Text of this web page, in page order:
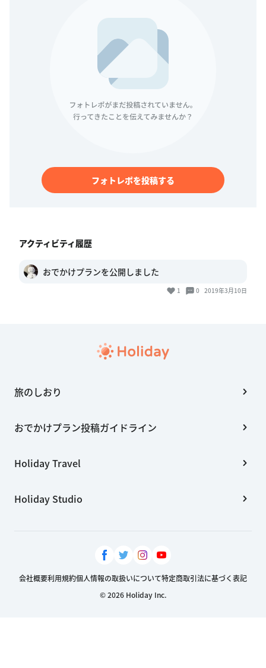
フォトレポを投稿する
アクティビティ履歴
おでかけプランを公開しました
1 0 2019年3月10日
旅のしおり
おでかけプラン投稿ガイドライン
Holiday Travel
Holiday Studio
会社概要利用規約個人情報の取扱いについて特定商取引法に基づく表記
© 2026 Holiday Inc.